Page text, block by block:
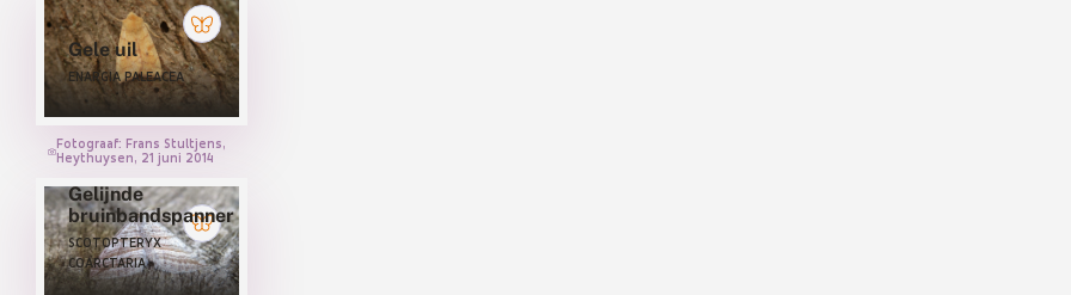
Gele uil
ENARGIA PALEACEA
Fotograaf: Frans Stultjens,
Heythuysen, 21 juni 2014
Gelijnde
bruinbandspanner
SCOTOPTERYX
COARCTARIA